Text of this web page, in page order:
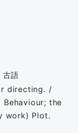
古語
directing. /
the
work) Plot.